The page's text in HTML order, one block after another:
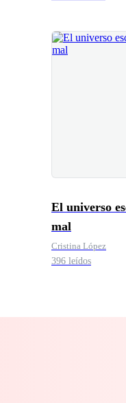
El universo
mal
Cristina López
396 leídos